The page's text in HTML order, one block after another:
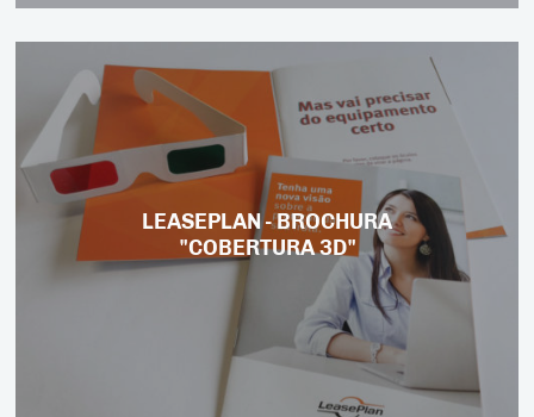
LEASEPLAN - BROCHURA
"COBERTURA 3D"